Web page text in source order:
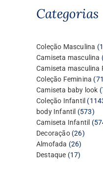
Categorias
Coleção Masculina
Camiseta masculina
Camiseta masculina
Coleção Feminina
Camiseta baby look
Coleção Infantil
body Infantil 573573
Camiseta Infantil
Decoração 2626
Almofada 2626
Destaque 1717